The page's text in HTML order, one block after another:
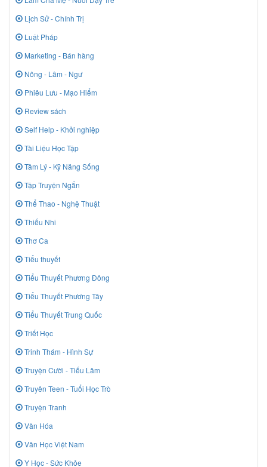
Lịch Sử - Chính Trị
Luật Pháp
Marketing - Bán hàng
Nông - Lâm - Ngư
Phiêu Lưu - Mạo Hiểm
Review sách
Self Help - Khởi nghiệp
Tài Liệu Học Tập
Tâm Lý - Kỹ Năng Sống
Tập Truyện Ngắn
Thể Thao - Nghệ Thuật
Thiếu Nhi
Thơ Ca
Tiểu thuyết
Tiểu Thuyết Phương Đông
Tiểu Thuyết Phương Tây
Tiểu Thuyết Trung Quốc
Triết Học
Trinh Thám - Hình Sự
Truyện Cười - Tiếu Lâm
Truyên Teen - Tuổi Học Trò
Truyện Tranh
Văn Hóa
Văn Học Việt Nam
Y Học - Sức Khỏe